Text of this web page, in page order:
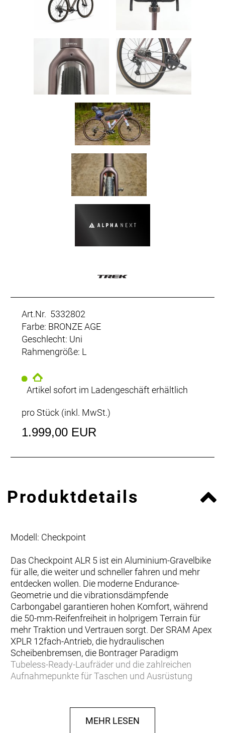
Art.Nr. 5332802
Farbe: BRONZE AGE
Geschlecht: Uni
Rahmengröße: L
Artikel sofort im Ladengeschäft erhältlich
pro Stück (inkl. MwSt.)
1.999,00 EUR
Produktdetails
Modell: Checkpoint
Das Checkpoint ALR 5 ist ein Aluminium-Gravelbike
für alle, die weiter und schneller fahren und mehr
entdecken wollen. Die moderne Endurance-
Geometrie und die vibrationsdämpfende
Carbongabel garantieren hohen Komfort, während
die 50-mm-Reifenfreiheit in holprigem Terrain für
mehr Traktion und Vertrauen sorgt. Der SRAM Apex
XPLR 12fach-Antrieb, die hydraulischen
Scheibenbremsen, die Bontrager Paradigm
Tubeless-Ready-Laufräder und die zahlreichen
Aufnahmepunkte für Taschen und Ausrüstung
… du bereit bist, weniger befahrene Straßen und
Wege zu erkunden, und dafür ein vielseitiges
MEHR LESEN